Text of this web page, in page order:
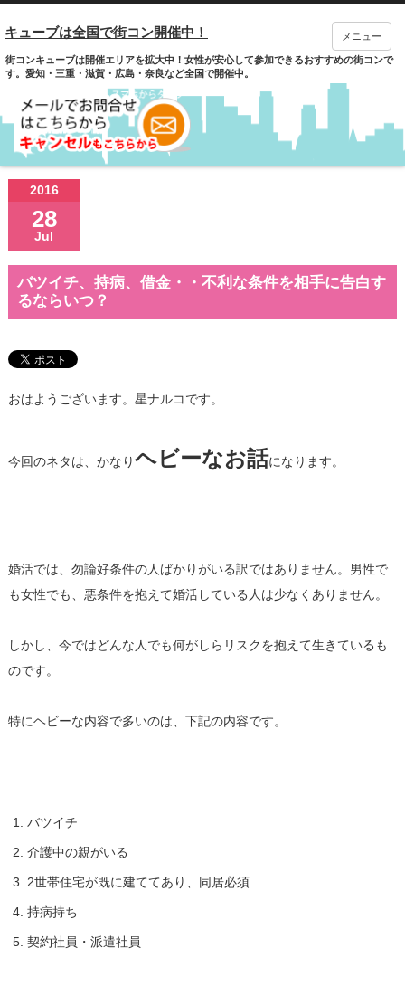
キューブは全国で街コン開催中！
街コンキューブは開催エリアを拡大中！女性が安心して参加できるおすすめの街コンで
す。愛知・三重・滋賀・広島・奈良など全国で開催中。
メニュー
2016
28
Jul
バツイチ、持病、借金・・不利な条件を相手に告白す
るならいつ？
おはようございます。星ナルコです。
今回のネタは、かなりヘビーなお話になります。
婚活では、勿論好条件の人ばかりがいる訳ではありません。男性で
も女性でも、悪条件を抱えて婚活している人は少なくありません。
しかし、今ではどんな人でも何がしらリスクを抱えて生きているも
のです。
特にヘビーな内容で多いのは、下記の内容です。
バツイチ
介護中の親がいる
2世帯住宅が既に建ててあり、同居必須
持病持ち
契約社員・派遣社員